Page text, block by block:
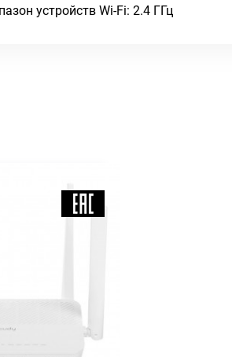
устройств Wi-Fi: 2.4 ГГц